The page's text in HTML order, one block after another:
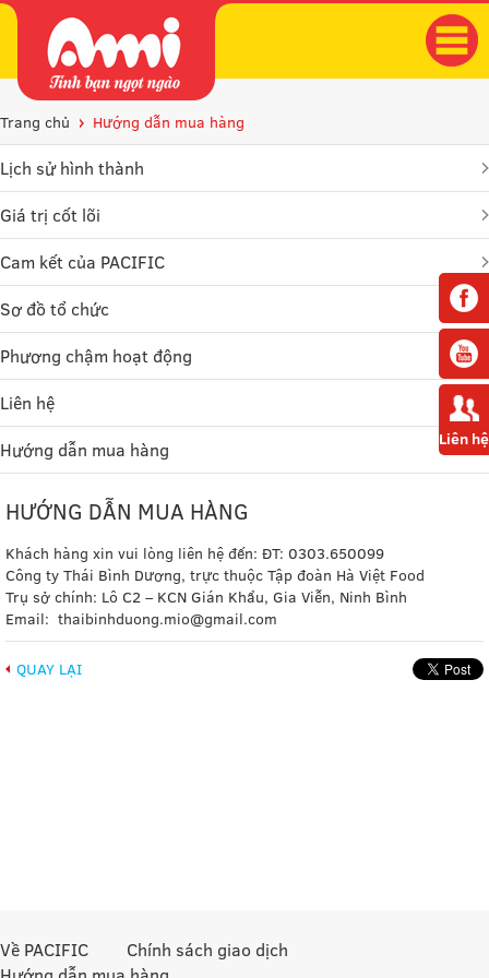
Trang chủ Hướng dẫn mua hàng
Lịch sử hình thành
Giá trị cốt lõi
Cam kết của PACIFIC
Sơ đồ tổ chức
Phương chậm hoạt động
Liên hệ
Hướng dẫn mua hàng
HƯỚNG DẪN MUA HÀNG
Khách hàng xin vui lòng liên hệ đến: ĐT: 0303.650099
Công ty Thái Bình Dương, trực thuộc Tập đoàn Hà Việt Food
Trụ sở chính: Lô C2 – KCN Gián Khẩu, Gia Viễn, Ninh Bình
Email: ​thaibinhduong.mio@gmail.com
QUAY LẠI
Về PACIFIC
Chính sách giao dịch
Liên hệ